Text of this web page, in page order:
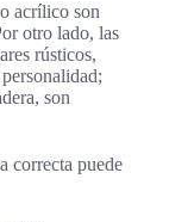
acrílico son
otro lado, las
rústicos,
son
correcta puede